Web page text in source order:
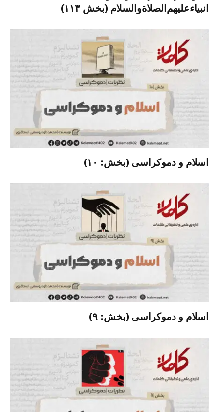
انبیاءعلیهم‌الصلاةو‌السلام (بخش ۱۱۳)
اسلام و دموکراسی (بخش: ۱۰)
اسلام و دموکراسی (بخش: ۹)